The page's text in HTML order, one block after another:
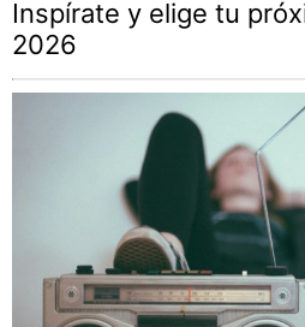
Inspírate y elige tu
2026